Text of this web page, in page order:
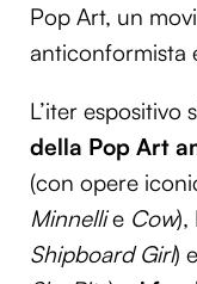
Pop Art, un
anticonformista
L’iter espositivo
della Pop Art
(con opere
Minnellie Cow),
Shipboard Girl)